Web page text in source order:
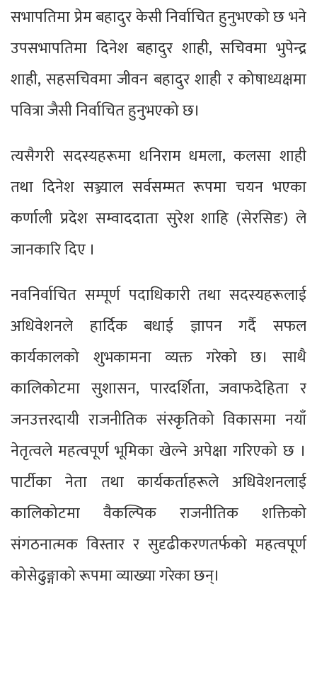
सभापतिमा प्रेम बहादुर केसी निर्वाचित हुनुभएको छ भने
उपसभापतिमा दिनेश बहादुर शाही, सचिवमा भुपेन्द्र
शाही, सहसचिवमा जीवन बहादुर शाही र कोषाध्यक्षमा
पवित्रा जैसी निर्वाचित हुनुभएको छ।
त्यसैगरी सदस्यहरूमा धनिराम धमला, कलसा शाही
तथा दिनेश सञ्ज्याल सर्वसम्मत रूपमा चयन भएका
कर्णाली प्रदेश सम्वाददाता सुरेश शाहि (सेरसिङ) ले
जानकारि दिए ।
नवनिर्वाचित सम्पूर्ण पदाधिकारी तथा सदस्यहरूलाई
अधिवेशनले हार्दिक बधाई ज्ञापन गर्दै सफल
कार्यकालको शुभकामना व्यक्त गरेको छ। साथै
कालिकोटमा सुशासन, पारदर्शिता, जवाफदेहिता र
जनउत्तरदायी राजनीतिक संस्कृतिको विकासमा नयाँ
नेतृत्वले महत्वपूर्ण भूमिका खेल्ने अपेक्षा गरिएको छ ।
पार्टीका नेता तथा कार्यकर्ताहरूले अधिवेशनलाई
कालिकोटमा वैकल्पिक राजनीतिक शक्तिको
संगठनात्मक विस्तार र सुदृढीकरणतर्फको महत्वपूर्ण
कोसेढुङ्गाको रूपमा व्याख्या गरेका छन्।